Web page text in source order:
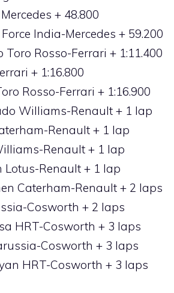
+ 48.800
India-Mercedes + 59.200
Toro Rosso-Ferrari + 1:11.400
+ 1:16.800
Rosso-Ferrari + 1:16.900
Williams-Renault + 1 lap
Renault + 1 lap
Renault + 1 lap
Lotus-Renault + 1 lap
Caterham-Renault + 2 laps
Cosworth + 2 laps
HRT-Cosworth + 3 laps
Cosworth + 3 laps
HRT-Cosworth + 3 laps